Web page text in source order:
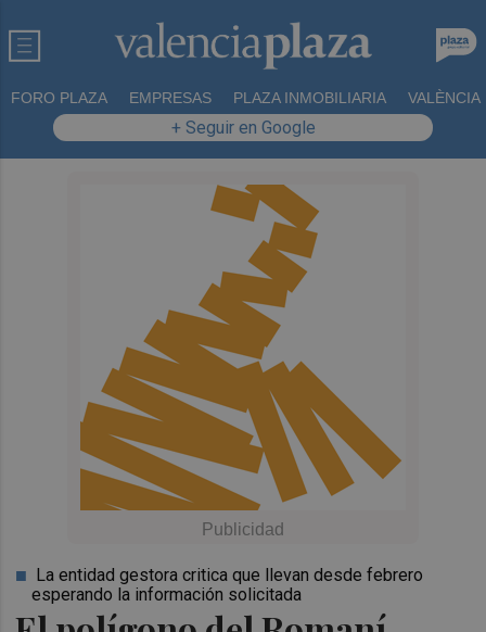
FORO PLAZA EMPRESAS PLAZA INMOBILIARIA VALÈNCIA
+ Seguir en Google
La entidad gestora critica que llevan desde febrero
esperando la información solicitada